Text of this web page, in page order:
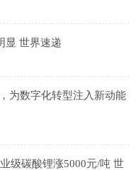
显 世界速递
为数字化转型注入新动能
级碳酸锂涨5000元/吨 世